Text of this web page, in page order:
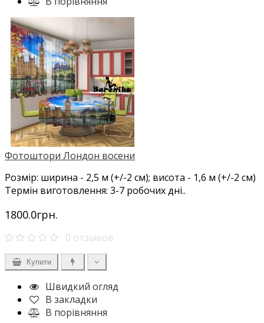
Фотоштори Лондон восени
Розмір: ширина - 2,5 м (+/-2 см); висота - 1,6 м (+/-2 см)
Термін виготовлення: 3-7 робочих дні..
1800.0грн.
0 отзывов
Купити
Швидкий огляд
В закладки
В порівняння